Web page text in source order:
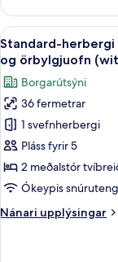
-
mörg
rúm
-
kæliskápur
og
örbylgjuofn
Skoða
allar
myndir
fyrir
Standard-
herbergi
-
2
meðalstór
rúm
6
Standard-
og örbylgjuofn
Borgarútsýni
36 fermetrar
1 svefnherbergi
Pláss fyrir 5
2 meðalstór
Ókeypis
Nánari upplýsingar
Nánari